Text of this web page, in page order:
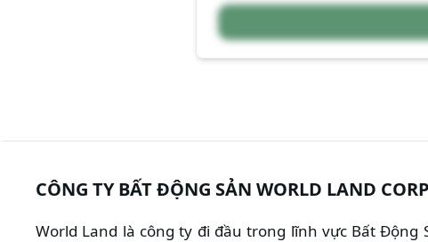
CÔNG TY BẤT ĐỘNG SẢN WORLD LAND CORP
World Land là công ty đi đầu trong lĩnh vực Bất Động